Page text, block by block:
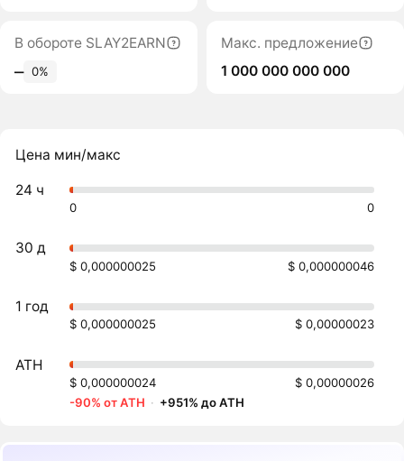
В обороте SLAY2EARN
‒ 0%
Макс. предложение
1 000 000 000 000
Цена мин/макс
24 ч
0 0
30 д
$ 0,000000025 $ 0,000000046
1 год
$ 0,000000025 $ 0,00000023
ATH
$ 0,000000024
$ 0,00000026
-90% от ATH · +951% до ATH